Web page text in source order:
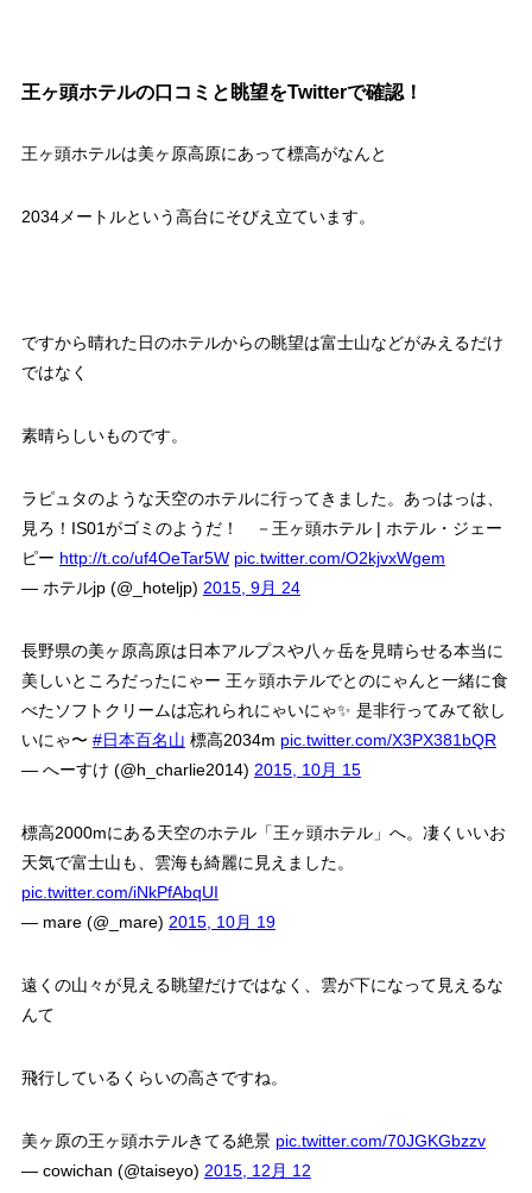
王ヶ頭ホテルの口コミと眺望をTwitterで確認！
王ヶ頭ホテルは美ヶ原高原にあって標高がなんと
2034メートルという高台にそびえ立ています。
ですから晴れた日のホテルからの眺望は富士山などがみえるだけ
ではなく
素晴らしいものです。
ラピュタのような天空のホテルに行ってきました。あっはっは、
見ろ！IS01がゴミのようだ！ －王ヶ頭ホテル | ホテル・ジェー
ピー http://t.co/uf4OeTar5W pic.twitter.com/O2kjvxWgem
— ホテルjp (@_hoteljp) 2015, 9月 24
長野県の美ヶ原高原は日本アルプスや八ヶ岳を見晴らせる本当に
美しいところだったにゃー 王ヶ頭ホテルでとのにゃんと一緒に食
べたソフトクリームは忘れられにゃいにゃ✨ 是非行ってみて欲し
いにゃ〜 #日本百名山 標高2034m pic.twitter.com/X3PX381bQR
— へーすけ (@h_charlie2014) 2015, 10月 15
標高2000mにある天空のホテル「王ヶ頭ホテル」へ。凄くいいお
天気で富士山も、雲海も綺麗に見えました。
pic.twitter.com/iNkPfAbqUI
— mare (@_mare) 2015, 10月 19
遠くの山々が見える眺望だけではなく、雲が下になって見えるな
んて
飛行しているくらいの高さですね。
美ヶ原の王ヶ頭ホテルきてる絶景 pic.twitter.com/70JGKGbzzv
— cowichan (@taiseyo) 2015, 12月 12